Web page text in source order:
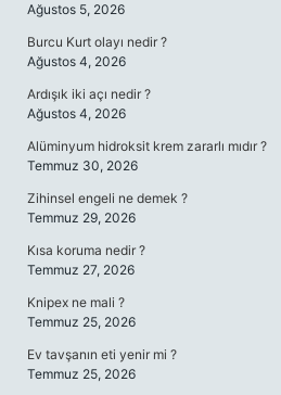
Ağustos 5, 2026
Burcu Kurt olayı nedir ?
Ağustos 4, 2026
Ardışık iki açı nedir ?
Ağustos 4, 2026
Alüminyum hidroksit krem zararlı mıdır ?
Temmuz 30, 2026
Zihinsel engeli ne demek ?
Temmuz 29, 2026
Kısa koruma nedir ?
Temmuz 27, 2026
Knipex ne mali ?
Temmuz 25, 2026
Ev tavşanın eti yenir mi ?
Temmuz 25, 2026